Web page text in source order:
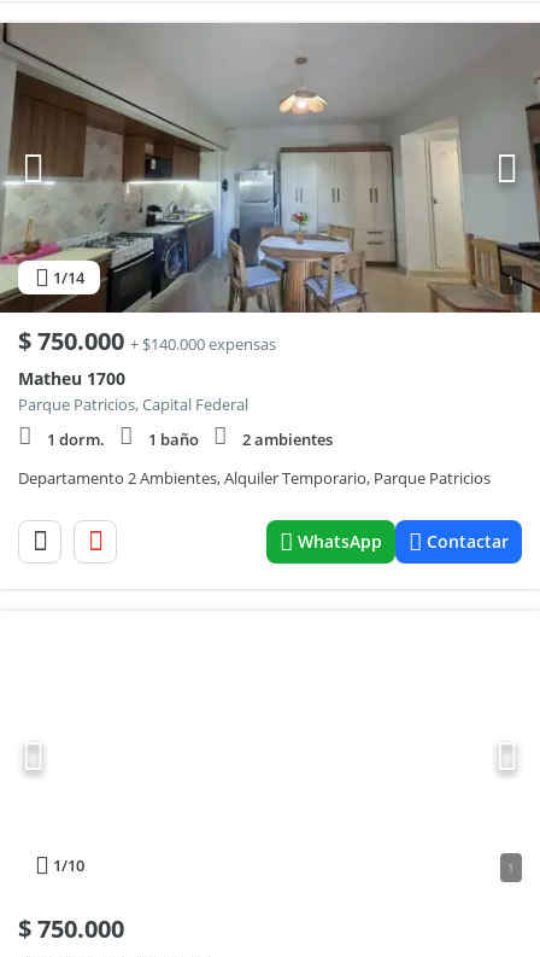
1/14 1
$750.000 + $140.000 expensas
Matheu 1700
Parque Patricios, Capital Federal
1 dorm.
1 baño
2 ambientes
Departamento 2 Ambientes, Alquiler Temporario, Parque Patricios
WhatsApp Contactar
1/10 1
$750.000